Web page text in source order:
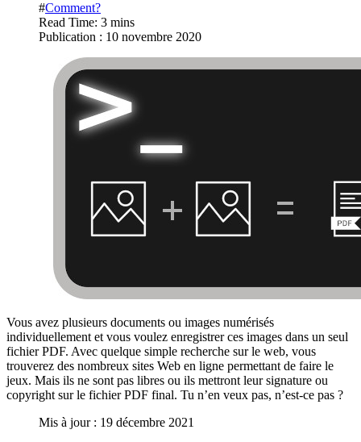
#Comment?
Read Time: 3 mins
Publication : 10 novembre 2020
Vous avez plusieurs documents ou images numérisés
individuellement et vous voulez enregistrer ces images dans un seul
fichier PDF. Avec quelque simple recherche sur le web, vous
trouverez des nombreux sites Web en ligne permettant de faire le
jeux. Mais ils ne sont pas libres ou ils mettront leur signature ou
copyright sur le fichier PDF final. Tu n’en veux pas, n’est-ce pas ?
Mis à jour : 19 décembre 2021